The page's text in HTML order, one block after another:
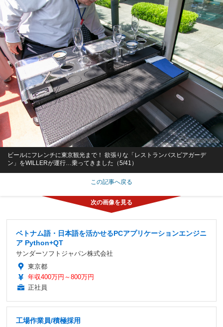
ビールにフレンチに東京観光まで！ 欲張りな「レストランバスビアガーデ
ン」をWILLERが運行…乗ってきました（5/41）
この記事へ戻る
ベトナム語・日本語を活かせるPCアプリケーションエンジニ
ア Python+QT
サンダーソフトジャパン株式会社
東京都
年収400万円～800万円
正社員
工場作業員/積極採用